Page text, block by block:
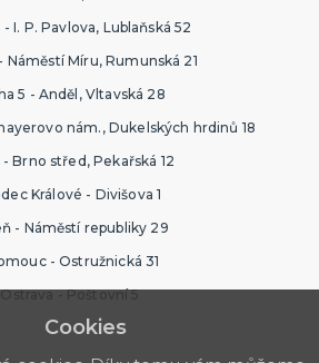
- I. P. Pavlova, Lublaňská 52
Náměstí Míru, Rumunská 21
5 - Anděl, Vltavská 28
nám., Dukelských hrdinů 18
Brno střed, Pekařská 12
Králové - Divišova 1
- Náměstí republiky 29
- Ostružnická 31
Ostrava - Poštovní 5
Cookies